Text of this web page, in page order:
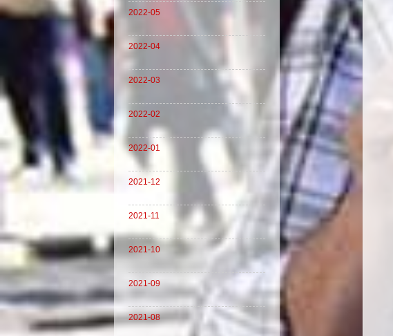
2022-05
2022-04
2022-03
2022-02
2022-01
2021-12
2021-11
2021-10
2021-09
2021-08